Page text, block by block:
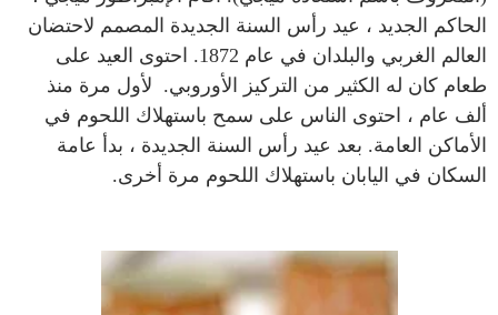
الحاكم الجديد ، عيد رأس السنة الجديدة المصمم لاحتضان
العالم الغربي والبلدان في عام 1872. احتوى العيد على
طعام كان له الكثير من التركيز الأوروبي. لأول مرة منذ
ألف عام ، احتوى الناس على سمح باستهلاك اللحوم في
الأماكن العامة. بعد عيد رأس السنة الجديدة ، بدأ عامة
السكان في اليابان باستهلاك اللحوم مرة أخرى.